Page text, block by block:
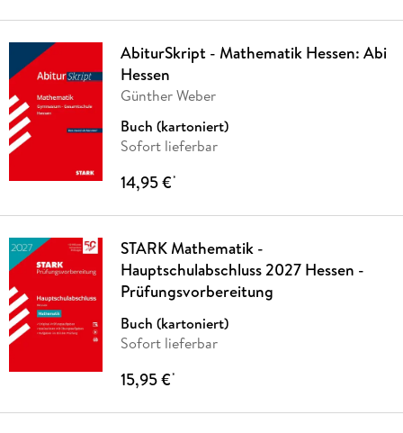
AbiturSkript - Mathematik Hessen: Abi
Hessen
Günther Weber
Buch (kartoniert)
Sofort lieferbar
14,95 €*
STARK Mathematik -
Hauptschulabschluss 2027 Hessen -
Prüfungsvorbereitung
Buch (kartoniert)
Sofort lieferbar
15,95 €*